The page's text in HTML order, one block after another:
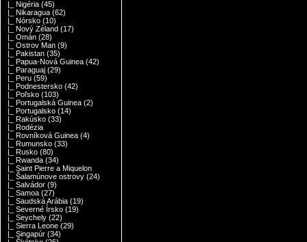
|_ Nigéria (45)
|_ Nikaragua (62)
|_ Nórsko (10)
|_ Nový Zéland (17)
|_ Omán (28)
|_ Ostrov Man (9)
|_ Pakistan (35)
|_ Papua-Nová Guinea (42)
|_ Paraguaj (29)
|_ Peru (59)
|_ Podnestersko (42)
|_ Poľsko (103)
|_ Portugalská Guinea (2)
|_ Portugalsko (14)
|_ Rakúsko (33)
|_ Rodézia
|_ Rovníková Guinea (4)
|_ Rumunsko (33)
|_ Rusko (80)
|_ Rwanda (34)
|_ Saint Pierre a Miquelon
|_ Šalamúnove ostrovy (24)
|_ Salvádor (9)
|_ Samoa (27)
|_ Saudská Arábia (19)
|_ Severné Írsko (19)
|_ Seychely (22)
|_ Sierra Leone (29)
|_ Singapúr (34)